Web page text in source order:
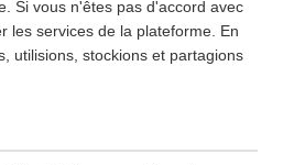
Si vous n'êtes pas d'accord avec
les services de la plateforme. En
utilisions, stockions et partagions